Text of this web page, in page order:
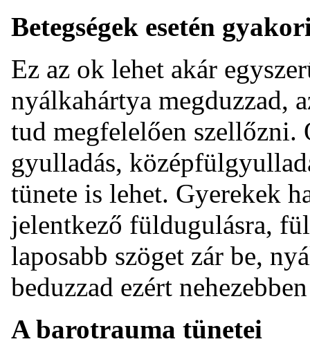
Betegségek esetén
Ez az ok lehet akár
nyálkahártya megduzzad,
tud megfelelően szellőzni.
gyulladás,
tünete is lehet. Gyerekek
jelentkező füldugulásra,
laposabb szöget zár be,
beduzzad ezért
A barotrauma tünetei